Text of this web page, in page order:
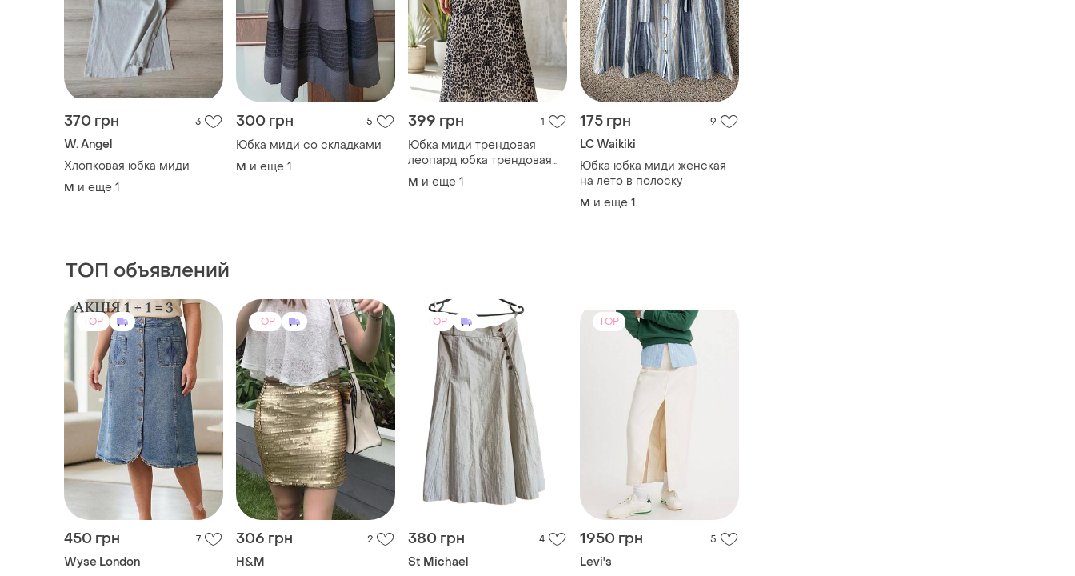
370 грн 3
W. Angel
Хлопковая юбка миди
M и еще 1
300 грн 5
Юбка миди со складками
M и еще 1
399 грн 1
Юбка миди трендовая
леопард юбка трендовая
меди
M и еще 1
175 грн 9
LC Waikiki
Юбка юбка миди женская
на лето в полоску
M и еще 1
ТОП объявлений
TOP
450 грн 7
Wyse London
TOP
306 грн 2
H&M
TOP
380 грн 4
St Michael
TOP
1950 грн 5
Levi's